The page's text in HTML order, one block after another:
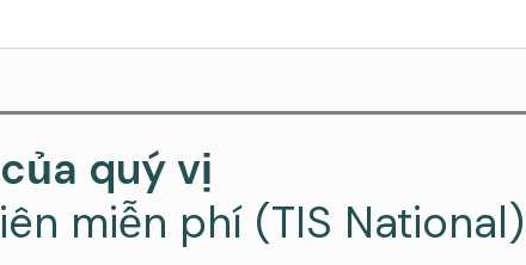
quý vị
miễn phí (TIS National)